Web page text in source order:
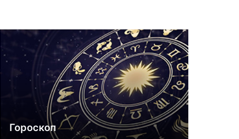
Гороскоп